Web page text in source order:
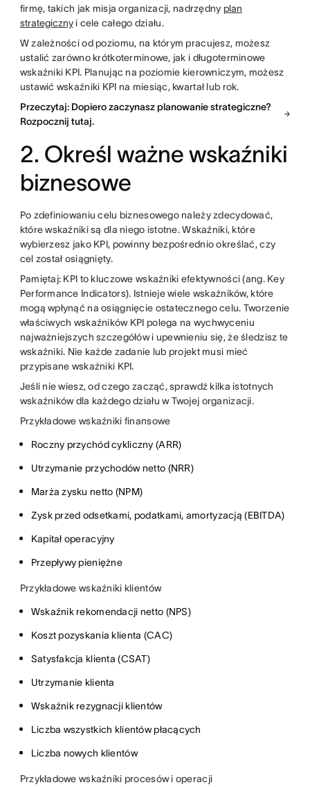
firmę, takich jak misja organizacji, nadrzędny plan
strategicznyi cele całego działu.
W zależności od poziomu, na którym pracujesz, możesz
ustalić zarówno krótkoterminowe, jak i długoterminowe
wskaźniki KPI. Planując na poziomie kierowniczym, możesz
ustawić wskaźniki KPI na miesiąc, kwartał lub rok.
Przeczytaj: Dopiero zaczynasz planowanie strategiczne?
Rozpocznij tutaj.
2. Określ ważne wskaźniki
biznesowe
Po zdefiniowaniu celu biznesowego należy zdecydować,
które wskaźniki są dla niego istotne. Wskaźniki, które
wybierzesz jako KPI, powinny bezpośrednio określać, czy
cel został osiągnięty.
Pamiętaj: KPI to kluczowe wskaźniki efektywności (ang. Key
Performance Indicators). Istnieje wiele wskaźników, które
mogą wpłynąć na osiągnięcie ostatecznego celu. Tworzenie
właściwych wskaźników KPI polega na wychwyceniu
najważniejszych szczegółów i upewnieniu się, że śledzisz te
wskaźniki. Nie każde zadanie lub projekt musi mieć
przypisane wskaźniki KPI.
Jeśli nie wiesz, od czego zacząć, sprawdź kilka istotnych
wskaźników dla każdego działu w Twojej organizacji.
Przykładowe wskaźniki finansowe
Roczny przychód cykliczny (ARR)
Utrzymanie przychodów netto (NRR)
Marża zysku netto (NPM)
Zysk przed odsetkami, podatkami, amortyzacją (EBITDA)
Kapitał operacyjny
Przepływy pieniężne
Przykładowe wskaźniki klientów
Wskaźnik rekomendacji netto (NPS)
Koszt pozyskania klienta (CAC)
Satysfakcja klienta (CSAT)
Utrzymanie klienta
Wskaźnik rezygnacji klientów
Liczba wszystkich klientów płacących
Liczba nowych klientów
Przykładowe wskaźniki procesów i operacji